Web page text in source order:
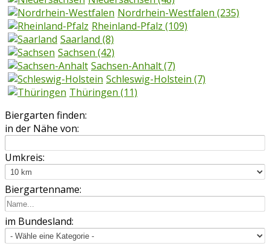
Nordrhein-Westfalen (235)
Rheinland-Pfalz (109)
Saarland (8)
Sachsen (42)
Sachsen-Anhalt(7)
Schleswig-Holstein (7)
Thüringen (11)
Biergarten finden:
in der Nähe von:
Umkreis:
Biergartenname:
im Bundesland: